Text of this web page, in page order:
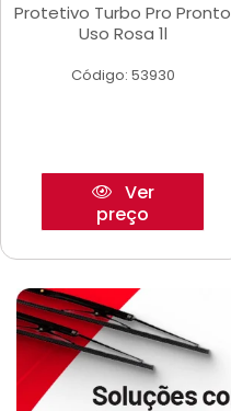
Protetivo Turbo Pro Pronto
Uso Rosa 1l
Código: 53930
Ver
preço